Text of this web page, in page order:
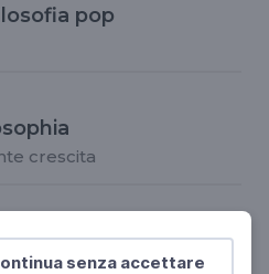
senza accettare
pop
crescita
libertà?